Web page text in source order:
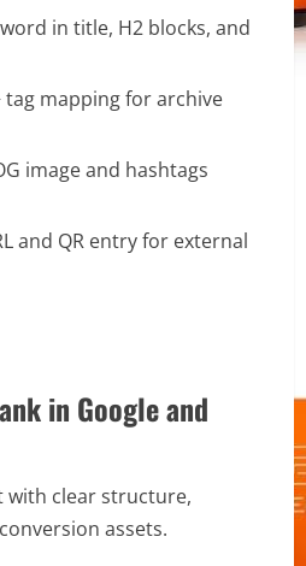
in title, H2 blocks, and
mapping for archive
image and hashtags
and QR entry for external
in Google and
with clear structure,
assets.